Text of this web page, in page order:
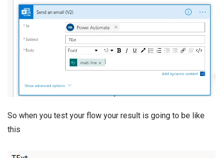
So when you test your flow your result is going to be like
this